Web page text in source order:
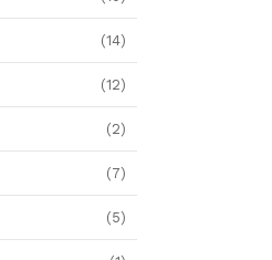
(14)
(12)
(2)
(7)
(5)